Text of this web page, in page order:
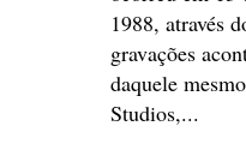
1988, através
gravações
daquele
Studios,...